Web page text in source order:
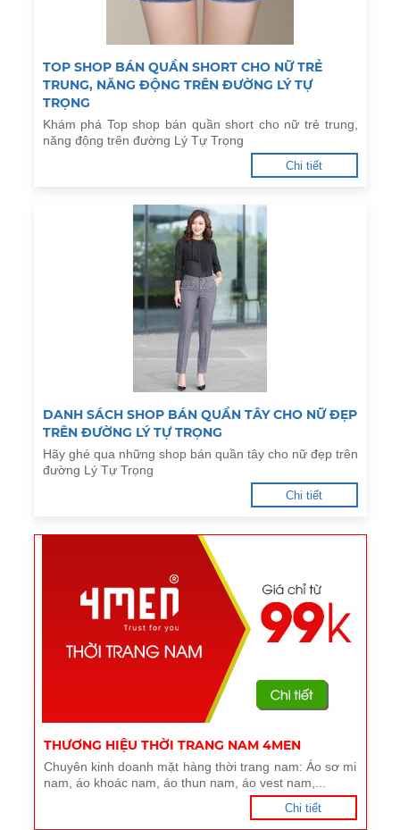
TOP SHOP BÁN QUẦN SHORT CHO NỮ TRẺ
TRUNG, NĂNG ĐỘNG TRÊN ĐƯỜNG LÝ TỰ
TRỌNG
Khám phá Top shop bán quần short cho nữ trẻ trung,
năng động trên đường Lý Tự Trọng
Chi tiết
DANH SÁCH SHOP BÁN QUẦN TÂY CHO NỮ ĐẸP
TRÊN ĐƯỜNG LÝ TỰ TRỌNG
Hãy ghé qua những shop bán quần tây cho nữ đẹp trên
đường Lý Tự Trọng
Chi tiết
THƯƠNG HIỆU THỜI TRANG NAM 4MEN
Chuyên kinh doanh mặt hàng thời trang nam: Áo sơ mi
nam, áo khoác nam, áo thun nam, áo vest nam,...
Chi tiết